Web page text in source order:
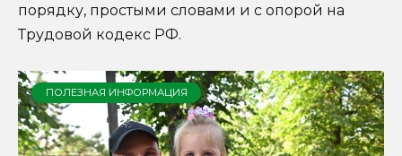
порядку, простыми словами и с опорой на
Трудовой кодекс РФ.
ПОЛЕЗНАЯ ИНФОРМАЦИЯ